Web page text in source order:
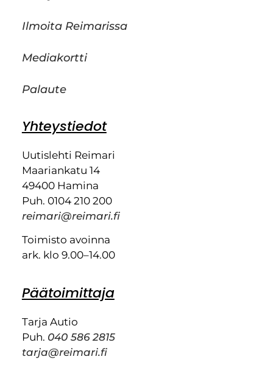
Ilmoita Reimarissa
Mediakortti
Palaute
Yhteystiedot
Uutislehti Reimari
Maariankatu 14
49400 Hamina
Puh. 0104 210 200
reimari@reimari.fi
Toimisto avoinna
ark. klo 9.00–14.00
Päätoimittaja
Tarja Autio
Puh. 040 586 2815
tarja@reimari.fi